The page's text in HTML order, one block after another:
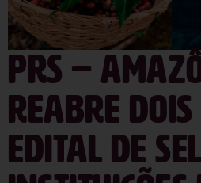
PRS –
reabre
edital de